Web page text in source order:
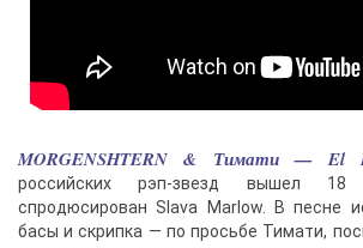
MORGENSHTERN & Тимати — El
российских рэп-звезд вышел 18
спродюсирован Slava Marlow. В песне
басы и скрипка — по просьбе Тимати,